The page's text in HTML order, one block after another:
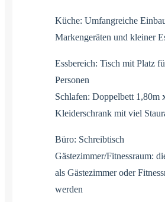
Küche: Umfangreiche
Markengeräten und kleiner
Essbereich: Tisch mit Platz
Personen
Schlafen: Doppelbett 1,80m
Kleiderschrank mit viel
Büro: Schreibtisch
Gästezimmer/Fitnessraum:
als Gästezimmer oder
werden